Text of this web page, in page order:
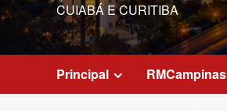
CUIABÁ E CURITIBA
Principal RMCampinas